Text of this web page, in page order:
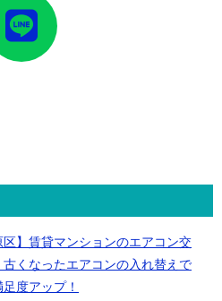
区】賃貸マンションのエアコン交
くなったエアコンの入れ替えで
度アップ！